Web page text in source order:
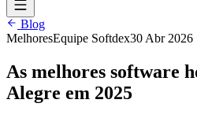
Blog
MelhoresEquipe Softdex30 Abr 2026
As melhores software
Alegre em 2025